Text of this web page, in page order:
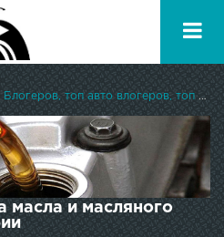
TOPAUTOTUBE.RU - ТОП Авто Блогеров, топ авто влогеров, топ авто ютуберов
масла и масляного